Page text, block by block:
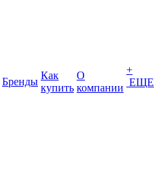
Бренды
Как
купить
О
компании
+
ЕЩЕ